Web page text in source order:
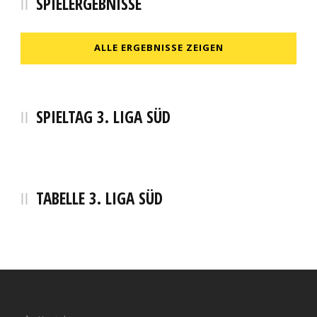
ALLE ERGEBNISSE ZEIGEN
SPIELTAG 3. LIGA SÜD
TABELLE 3. LIGA SÜD